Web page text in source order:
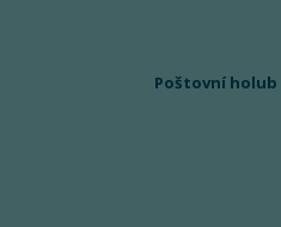
Poštovní holub